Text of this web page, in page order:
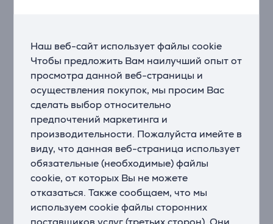
Наш веб-сайт использует файлы cookie
Чтобы предложить Вам наилучший опыт от
просмотра данной веб-страницы и
осуществления покупок, мы просим Вас
сделать выбор относительно
предпочтений маркетинга и
производительности. Пожалуйста имейте в
виду, что данная веб-страница использует
обязательные (необходимые) файлы
cookie, от которых Вы не можете
отказаться. Также сообщаем, что мы
используем cookie файлы сторонних
Стандартные аксессуары
Стеклянная чаша объемом 1,4 л с ребристой
поверхностью
Ребристая внутренняя поверхность квадратной
стеклянной чаши обеспечивает постоянный контакт
содержимого с лезвием. Она создает мощное
вихревое движение и позволяет легко наливать
смесь. Дополнительно оптимизирует рабочие
характеристики блендера. Можно мыть в
посудомоечной машине.